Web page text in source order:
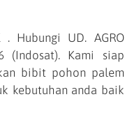
. Hubungi UD. AGRO
(Indosat). Kami siap
bibit pohon palem
kebutuhan anda baik